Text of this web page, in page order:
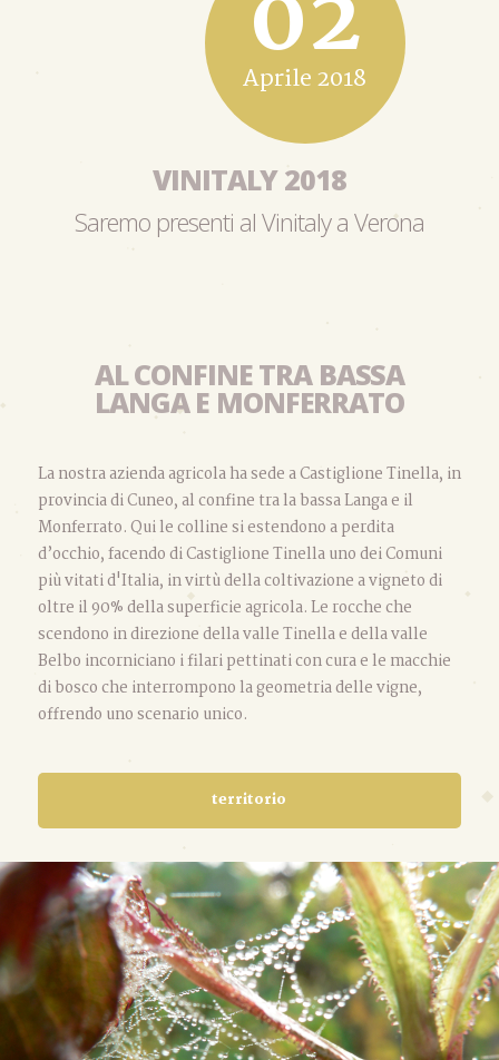
Aprile 2018
VINITALY 2018
Saremo presenti al Vinitaly a Verona
AL CONFINE TRA BASSA
LANGA E MONFERRATO
La nostra azienda agricola ha sede a Castiglione Tinella, in
provincia di Cuneo, al confine tra la bassa Langa e il
Monferrato. Qui le colline si estendono a perdita
d’occhio, facendo di Castiglione Tinella uno dei Comuni
più vitati d'Italia, in virtù della coltivazione a vigneto di
oltre il 90% della superficie agricola. Le rocche che
scendono in direzione della valle Tinella e della valle
Belbo incorniciano i filari pettinati con cura e le macchie
di bosco che interrompono la geometria delle vigne,
offrendo uno scenario unico.
territorio